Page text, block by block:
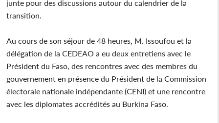
junte pour des discussions autour du calendrier de la
transition.
Au cours de son séjour de 48 heures, M. Issoufou et la
délégation de la CEDEAO a eu deux entretiens avec le
Président du Faso, des rencontres avec des membres du
gouvernement en présence du Président de la Commission
électorale nationale indépendante (CENI) et une rencontre
avec les diplomates accrédités au Burkina Faso.